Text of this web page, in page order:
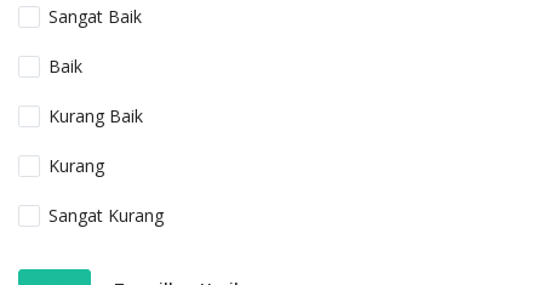
Sangat Baik
Baik
Kurang Baik
Kurang
Sangat Kurang